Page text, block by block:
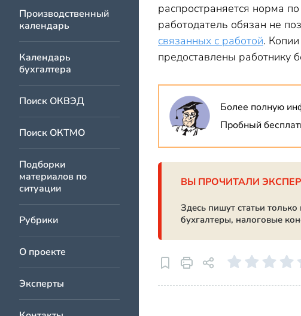
Производственный
календарь
Календарь
бухгалтера
Поиск ОКВЭД
Поиск ОКТМО
Подборки
материалов по
ситуации
Рубрики
О проекте
Эксперты
распространяется норма
работодатель обязан не
связанных с работой.
предоставлены работнику
Более полную
Пробный
ВЫ ПРОЧИТАЛИ
Здесь пишут статьи
бухгалтеры, налоговые